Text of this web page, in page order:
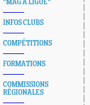
"MAG À LIGUE"
INFOS CLUBS
COMPÉTITIONS
FORMATIONS
COMMISSIONS
RÉGIONALES